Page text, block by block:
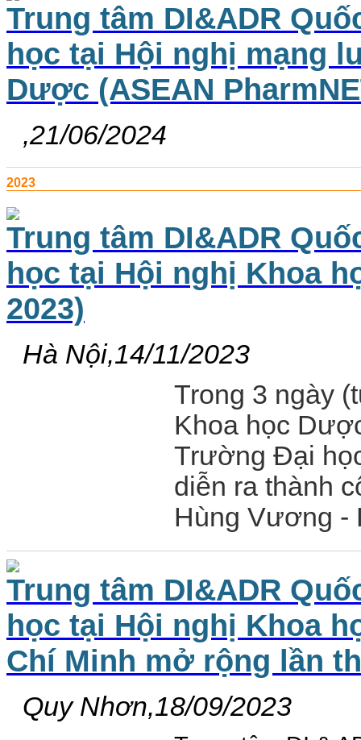
Trung tâm DI&ADR
học tại Hội nghị mạng
Dược (ASEAN
,21/06/2024
2023
Trung tâm DI&ADR
học tại Hội nghị Khoa
2023)
Hà Nội,14/11/2023
Trong 3 ngày
Khoa học
Trường Đại
diễn ra thành
Hùng Vương -
Trung tâm DI&ADR
học tại Hội nghị Khoa
Chí Minh mở rộng lần
Quy Nhơn,18/09/2023